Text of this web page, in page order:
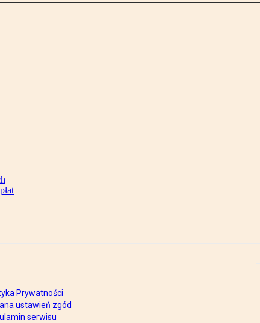
Prywatności
ustawień zgód
serwisu